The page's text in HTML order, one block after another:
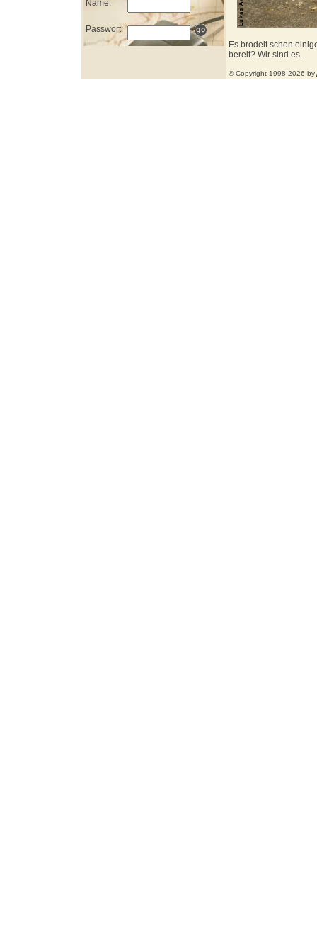
Name:
Passwort:
Es brodelt schon
bereit? Wir sind es.
© Copyright 1998-2026 by